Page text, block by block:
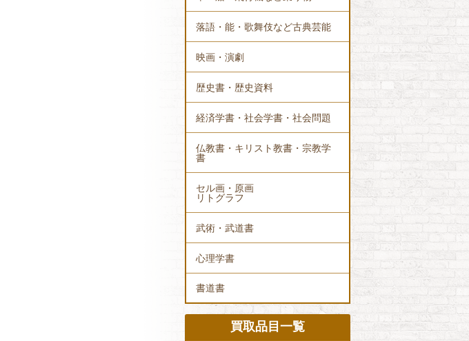
落語・能・歌舞伎など古典芸能
映画・演劇
歴史書・歴史資料
経済学書・社会学書・社会問題
仏教書・キリスト教書・宗教学
書
セル画・原画
リトグラフ
武術・武道書
心理学書
書道書
買取品目一覧